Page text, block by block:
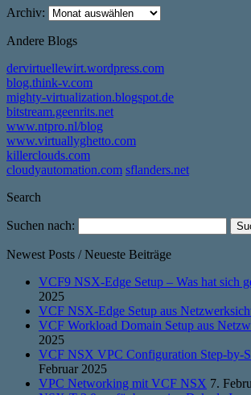
Archiv:
Andere Blogs
dervirtuellewirt.wordpress.com
blog.think-v.com
mighty-virtualization.blogspot.de
bitstream.geenrits.net
www.ntpro.nl/blog
www.virtuallyghetto.com
killerclouds.com
cloudyautomation.com sflanders.net
Search
Suchen nach:
Newest Posts / Neueste Beiträge
VCF9 NSX-Edge Setup – Was hat sich
2025
VCF NSX-Edge Setup aus
VCF Workload Domain Setup aus
2025
VCF NSX VPC Configuration Step-by-
Februar 2025
VPC Networking mit VCF NSX 7.